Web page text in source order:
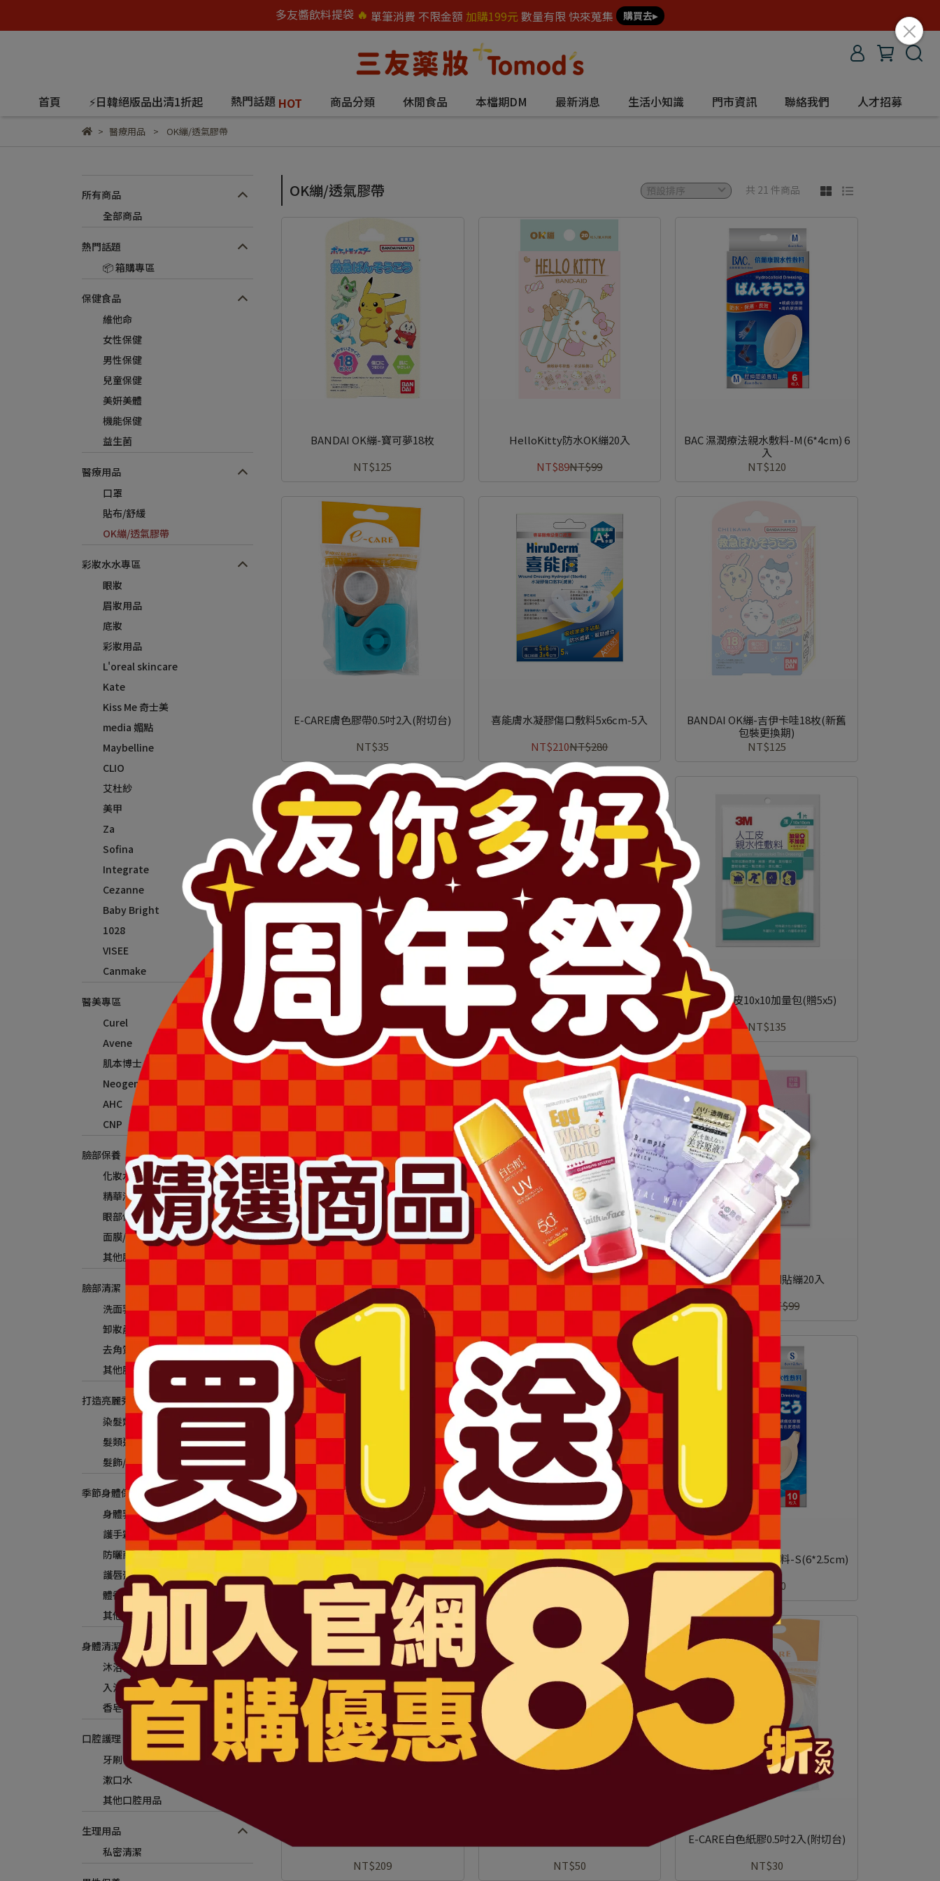
多友醬飲料提袋 🔥 單筆消費 不限金額 加購199元 數量有限 快來蒐集 購買去▸
首頁 ⚡日韓絕版品出清1折起 熱門話題 HOT 商品分類 休閒食品 本檔期DM 最新消息 生活小知識 門市資訊 聯絡我們 人才招募
醫療用品 OK繃/透氣膠帶
所有商品
全部商品
熱門話題
📦 箱購專區
保健食品
維他命
女性保健
男性保健
兒童保健
美妍美體
機能保健
益生菌
醫療用品
口罩
貼布/舒緩
OK繃/透氣膠帶
彩妝水水專區
眼妝
眉妝用品
底妝
彩妝用品
L'oreal skincare
Kate
Kiss Me 奇士美
media 媚點
Maybelline
CLIO
艾杜紗
美甲
Za
Sofina
Integrate
Cezanne
Baby Bright
1028
VISEE
Canmake
醫美專區
Curel
Avene
肌本博士
Neogence
AHC
CNP
臉部保養
化妝水
精華液
眼部保養
面膜/眼膜
其他臉部保養
臉部清潔
洗面乳
卸妝產品
去角質
其他臉部清潔
打造亮麗秀髮
染髮劑
髮類造型品
髮飾/梳子/其他用品
季節身體保養
身體乳液
護手霜/指緣油
防曬商品
護唇膏
體香膏/止汗劑/消臭石
其他身體保養
身體清潔
沐浴乳
入浴錠/球
香皂
口腔護理
牙刷
漱口水
其他口腔用品
生理用品
私密清潔
OK繃/透氣膠帶 共 21 件商品
BANDAI OK繃-寶可夢18枚
NT$125
HelloKitty防水OK繃20入
NT$89NT$99
BAC 濕潤療法親水敷料-M(6*4cm) 6
入
NT$120
E-CARE膚色膠帶0.5吋2入(附切台)
NT$35
喜能膚水凝膠傷口敷料5x6cm-5入
NT$210NT$280
BANDAI OK繃-吉伊卡哇18枚(新舊
包裝更換期)
NT$125
MyMelody防水OK繃20入
NT$89
NT$99
E-CARE膚色膠帶1吋2入(附切台)
NT$55
3M人工皮10x10加量包(贈5x5)
NT$135
NT$89NT$99
大耳狗貼繃20入
迪士尼公主系列貼繃20入
NT$89
NT$99
酷洛米貼繃20入
NT$89NT$99
人魚漢頓貼繃20入
BAC 濕潤療法親水敷料-S(6*2.5cm)
10入
NT$120
NT$209
NT$50
E-CARE白色紙膠0.5吋2入(附切台)
NT$30